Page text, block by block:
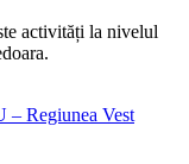
activități la nivelul